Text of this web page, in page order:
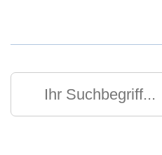
Ihr Suchbegriff
Suchen